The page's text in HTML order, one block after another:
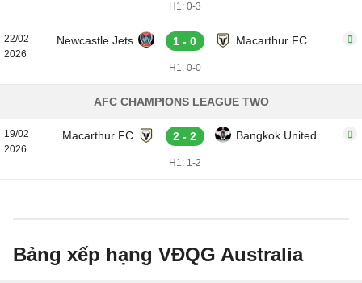
H1: 0-3
22/02
2026
Newcastle Jets 1 - 0 Macarthur FC
H1: 0-0
AFC CHAMPIONS LEAGUE TWO
19/02
2026
Macarthur FC 2 - 2 Bangkok United
H1: 1-2
Bảng xếp hạng VĐQG Australia